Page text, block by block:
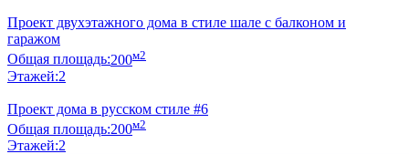
Проект двухэтажного дома в стиле шале с балконом и
гаражом
Общая площадь:200м2
Этажей:2
Проект дома в русском стиле #6
Общая площадь:200м2
Этажей:2